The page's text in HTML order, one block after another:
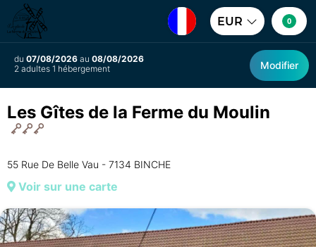
EUR 0
du 07/08/2026 au 08/08/2026
2 adultes 1 hébergement
Modifier
Les Gîtes de la Ferme du Moulin
55 Rue De Belle Vau - 7134 BINCHE
Voir sur une carte